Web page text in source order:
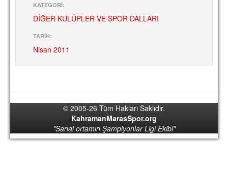
MULTİMEDYA
MARŞ & TEZAHÜRATLAR
KULÜP
SPOR TESİSLERİ
YÖNETİM KURULU
KATEGORİ:
DİĞER KULÜPLER VE SPOR DALLARI
TARİH:
Nisan 2011
© 2005-26 Tüm Hakları Saklıdır.
KahramanMarasSpor.org
"Sanal ortamın Şampiyonlar Ligi Ekibi"